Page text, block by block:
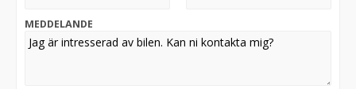
MEDDELANDE